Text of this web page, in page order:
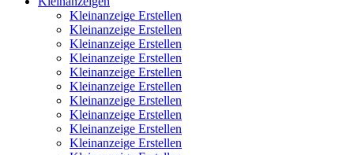
Kleinanzeige Erstellen
Kleinanzeige Erstellen
Kleinanzeige Erstellen
Kleinanzeige Erstellen
Kleinanzeige Erstellen
Kleinanzeige Erstellen
Kleinanzeige Erstellen
Kleinanzeige Erstellen
Kleinanzeige Erstellen
Kleinanzeige Erstellen